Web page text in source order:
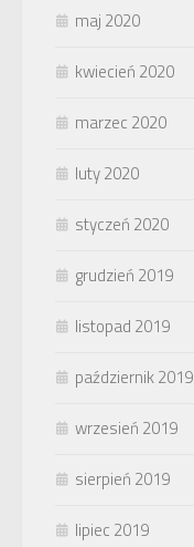
maj 2020
kwiecień 2020
marzec 2020
luty 2020
styczeń 2020
grudzień 2019
listopad 2019
październik 2019
wrzesień 2019
sierpień 2019
lipiec 2019